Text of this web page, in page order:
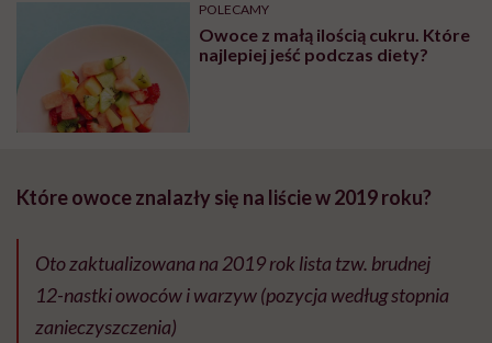
POLECAMY
Owoce z małą ilością cukru. Które
najlepiej jeść podczas diety?
Które owoce znalazły się na liście w 2019 roku?
Oto zaktualizowana na 2019 rok lista tzw. brudnej
12-nastki owoców i warzyw (pozycja według stopnia
zanieczyszczenia)